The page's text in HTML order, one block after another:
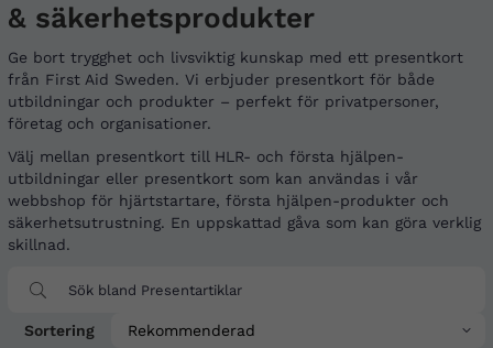
& säkerhetsprodukter
Ge bort trygghet och livsviktig kunskap med ett presentkort
från First Aid Sweden. Vi erbjuder presentkort för både
utbildningar och produkter – perfekt för privatpersoner,
företag och organisationer.
Välj mellan presentkort till HLR- och första hjälpen-
utbildningar eller presentkort som kan användas i vår
webbshop för hjärtstartare, första hjälpen-produkter och
säkerhetsutrustning. En uppskattad gåva som kan göra verklig
skillnad.
Sortering